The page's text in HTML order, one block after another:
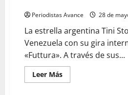
Periodistas Avance 28 de
La estrella argentina Tini
Venezuela con su gira
«Futtura». A través de sus...
Leer Más